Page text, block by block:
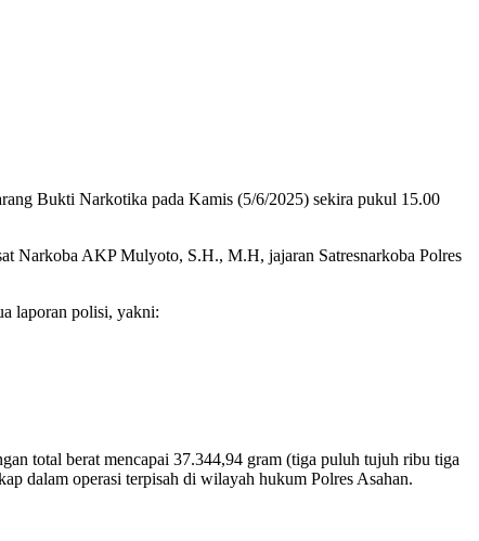
Bukti Narkotika pada Kamis (5/6/2025) sekira pukul 15.00
Narkoba AKP Mulyoto, S.H., M.H, jajaran Satresnarkoba Polres
laporan polisi, yakni:
total berat mencapai 37.344,94 gram (tiga puluh tujuh ribu tiga
dalam operasi terpisah di wilayah hukum Polres Asahan.